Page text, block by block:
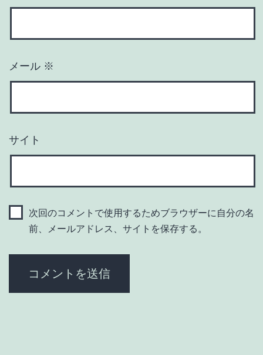
メール ※
サイト
次回のコメントで使用するためブラウザーに自分の名
前、メールアドレス、サイトを保存する。